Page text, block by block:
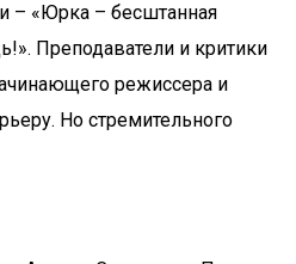
– «Юрка – бесштанная
Преподаватели и критики
режиссера и
Но стремительного